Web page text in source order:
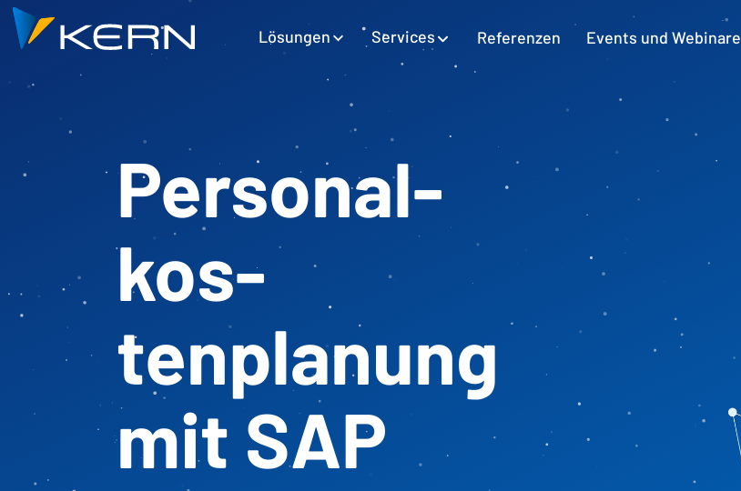
Hauptnavigation
Lösungen
Planung mit SAP GUI
Mehr erfahren
Finanzbuchhaltung
Moderne Buchhaltung mit SAP FI
Personalkostenplanung
Personalkosten verwalten
Services Referenzen Events und Webinare
Personal-
kos­
tenplanung
mit SAP